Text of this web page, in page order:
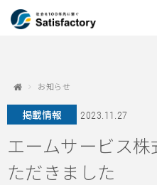
お知らせ
掲載情報 2023.11.27
エームサービス
ただきました